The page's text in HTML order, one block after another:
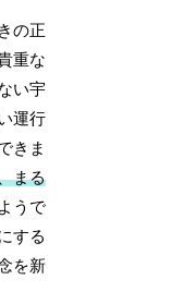
の正
重な
い宇
運行
きま
まる
うで
する
を新